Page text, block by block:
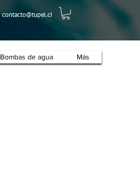
contacto@tupel.cl
Bombas de agua Más